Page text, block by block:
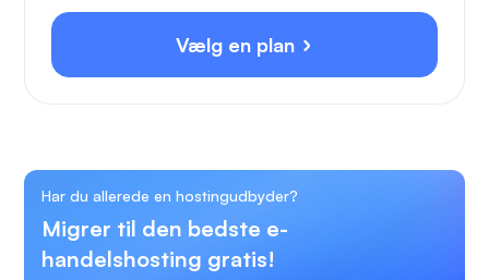
Vælg en plan
Har du allerede en hostingudbyder?
Migrer til den bedste e-
handelshosting gratis!